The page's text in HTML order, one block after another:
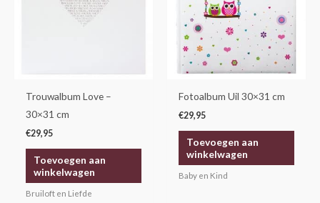
Trouwalbum Love –
30×31 cm
€29,95
Toevoegen aan
winkelwagen
Bruiloft en Liefde
Fotoalbum Uil 30×31 cm
€29,95
Toevoegen aan
winkelwagen
Baby en Kind